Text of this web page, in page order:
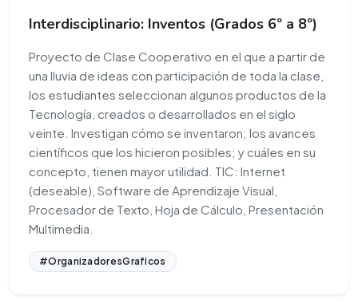
Interdisciplinario: Inventos (Grados 6º a 8º)
Proyecto de Clase Cooperativo en el que a partir de
una lluvia de ideas con participación de toda la clase,
los estudiantes seleccionan algunos productos de la
Tecnología, creados o desarrollados en el siglo
veinte. Investigan cómo se inventaron; los avances
científicos que los hicieron posibles; y cuáles en su
concepto, tienen mayor utilidad. TIC: Internet
(deseable), Software de Aprendizaje Visual,
Procesador de Texto, Hoja de Cálculo, Presentación
Multimedia.
#OrganizadoresGraficos